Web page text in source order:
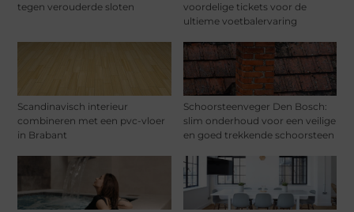
tegen verouderde sloten
voordelige tickets voor de
ultieme voetbalervaring
Scandinavisch interieur
combineren met een pvc-vloer
in Brabant
Schoorsteenveger Den Bosch:
slim onderhoud voor een veilige
en goed trekkende schoorsteen